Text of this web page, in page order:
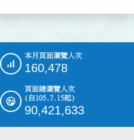
本月頁面瀏覽人次
160,478
頁面總瀏覽人次
(自105.7.15起)
90,421,633